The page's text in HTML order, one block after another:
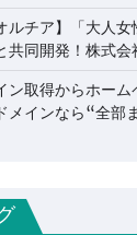
ルチア】「大人
共同開発！株式会
ン取得からホー
メインなら“全部